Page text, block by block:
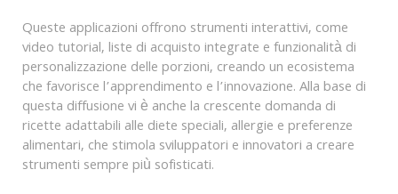
Queste applicazioni offrono strumenti interattivi, come
video tutorial, liste di acquisto integrate e funzionalità di
personalizzazione delle porzioni, creando un ecosistema
che favorisce l’apprendimento e l’innovazione. Alla base di
questa diffusione vi è anche la crescente domanda di
ricette adattabili alle diete speciali, allergie e preferenze
alimentari, che stimola sviluppatori e innovatori a creare
strumenti sempre più sofisticati.